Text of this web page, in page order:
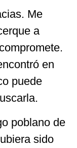
Me
a
en
puede
poblano de
sido